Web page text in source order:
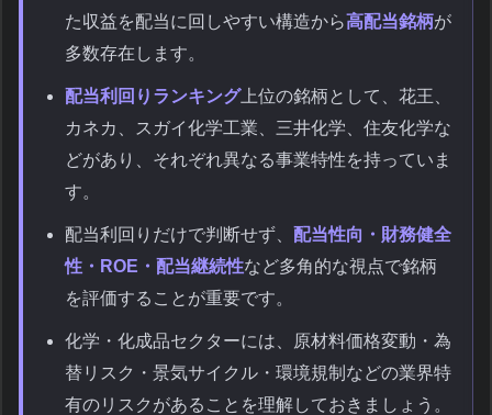
た収益を配当に回しやすい構造から高配当銘柄が
多数存在します。
配当利回りランキング上位の銘柄として、花王、
カネカ、スガイ化学工業、三井化学、住友化学な
どがあり、それぞれ異なる事業特性を持っていま
す。
配当利回りだけで判断せず、 配当性向・財務健全
性・ROE・配当継続性など多角的な視点で銘柄
を評価することが重要です。
化学・化成品セクターには、原材料価格変動・為
替リスク・景気サイクル・環境規制などの業界特
有のリスクがあることを理解しておきましょう。